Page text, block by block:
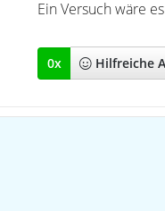
Ein Versuch wäre
0x Hilfreiche